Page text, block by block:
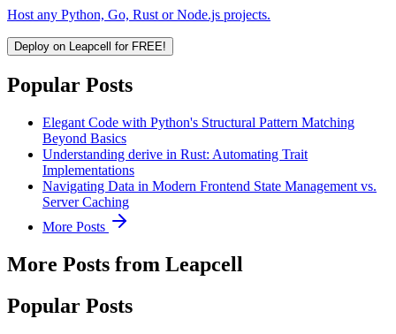
Host any Python, Go, Rust or Node.js projects.
Deploy on Leapcell for FREE!
Popular Posts
Elegant Code with Python's Structural Pattern Matching
Beyond Basics
Understanding derive in Rust: Automating Trait
Implementations
Navigating Data in Modern Frontend State Management vs.
Server Caching
More Posts
More Posts from Leapcell
Popular Posts